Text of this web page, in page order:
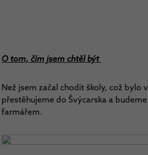
O tom, čím jsem chtěl být
Než jsem začal chodit školy, což bylo
přestěhujeme do Švýcarska a
farmářem.